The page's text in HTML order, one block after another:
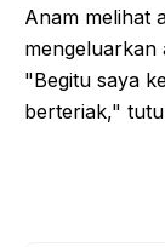
Anam melihat
mengeluarkan
"Begitu saya
berteriak,"